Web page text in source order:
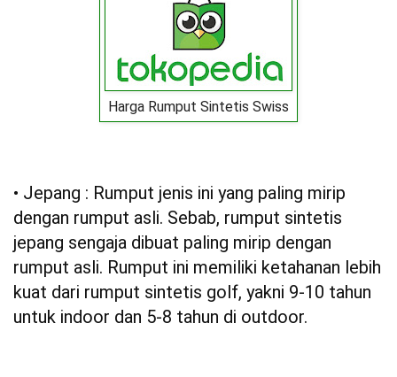
Harga Rumput Sintetis Swiss
• Jepang : Rumput jenis ini yang paling mirip
dengan rumput asli. Sebab, rumput sintetis
jepang sengaja dibuat paling mirip dengan
rumput asli. Rumput ini memiliki ketahanan lebih
kuat dari rumput sintetis golf, yakni 9-10 tahun
untuk indoor dan 5-8 tahun di outdoor.